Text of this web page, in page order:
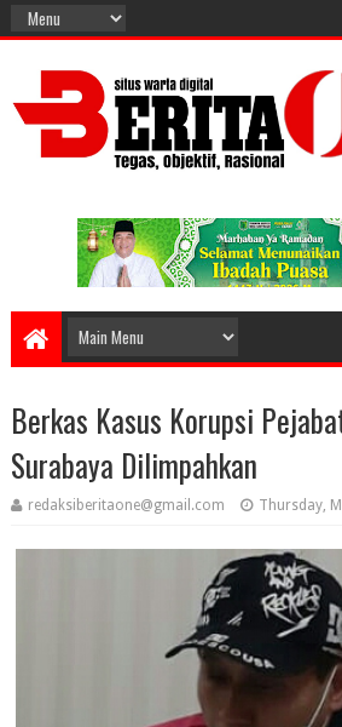
Berkas Kasus Korupsi
Surabaya Dilimpahkan
redaksiberitaone@gmail.com Thursday,